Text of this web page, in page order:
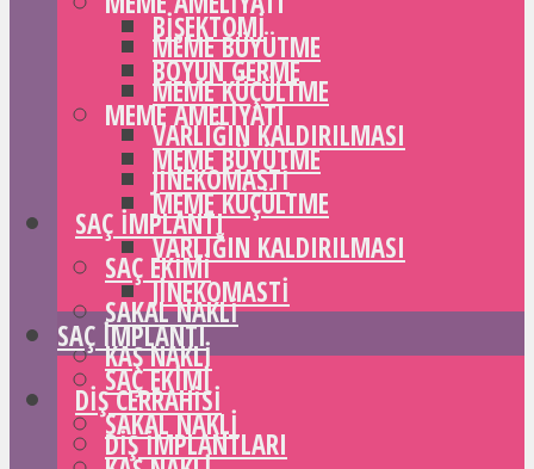
MEME BÜYÜTME
MEME KÜÇÜLTME
VARLIĞIN KALDIRILMASI
JINEKOMASTI
SAÇ IMPLANTI
SAÇ EKIMI
SAKAL NAKLI
KAŞ NAKLI
DIŞ CERRAHISI
DIŞ IMPLANTLARI
BIŞEKTOMI
BOYUN GERME
MEME AMELIYATI
MEME BÜYÜTME
MEME KÜÇÜLTME
VARLIĞIN KALDIRILMASI
JINEKOMASTI
SAÇ IMPLANTI
SAÇ EKIMI
SAKAL NAKLI